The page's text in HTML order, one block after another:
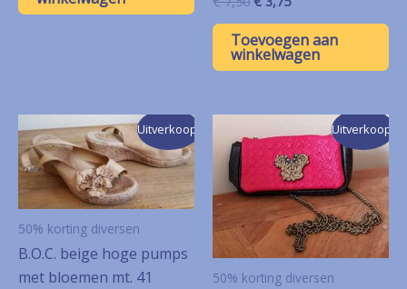
was:
€ 7,50.
is:
€ 3,75.
Toevoegen aan
winkelwagen
Uitverkoop!
50% korting diversen
B.O.C. beige hoge pumps
met bloemen mt. 41
Uitverkoop!
50% korting diversen